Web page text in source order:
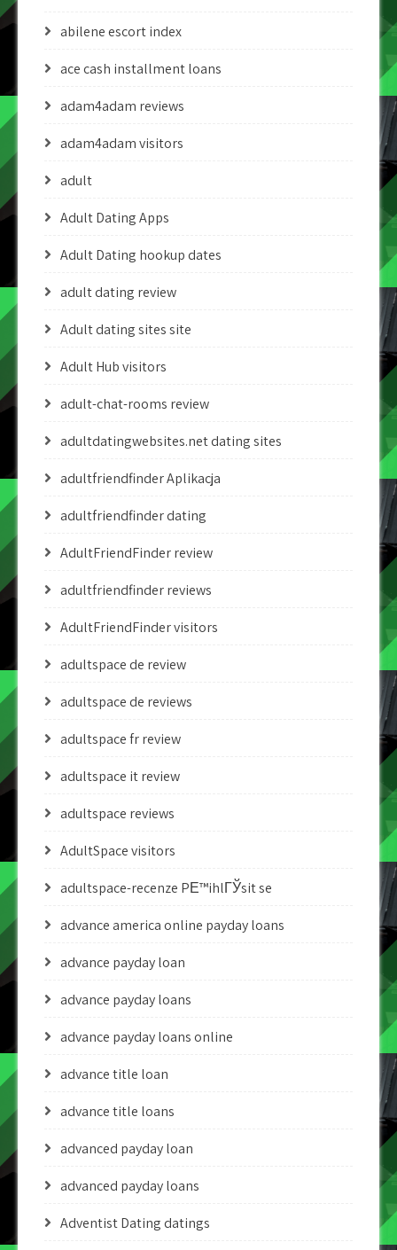
abilene escort index
ace cash installment loans
adam4adam reviews
adam4adam visitors
adult
Adult Dating Apps
Adult Dating hookup dates
adult dating review
Adult dating sites site
Adult Hub visitors
adult-chat-rooms review
adultdatingwebsites.net dating sites
adultfriendfinder Aplikacja
adultfriendfinder dating
AdultFriendFinder review
adultfriendfinder reviews
AdultFriendFinder visitors
adultspace de review
adultspace de reviews
adultspace fr review
adultspace it review
adultspace reviews
AdultSpace visitors
adultspace-recenze PЕ™ihlГЎsit se
advance america online payday loans
advance payday loan
advance payday loans
advance payday loans online
advance title loan
advance title loans
advanced payday loan
advanced payday loans
Adventist Dating datings